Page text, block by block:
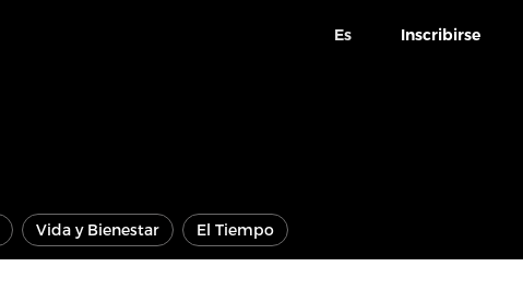
Es Inscribirse
Vida y Bienestar El Tiempo